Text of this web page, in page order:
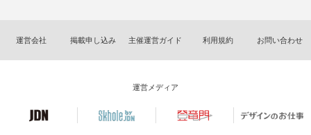
運営会社 掲載申し込み 主催運営ガイド 利用規約 お問い合わせ
運営メディア